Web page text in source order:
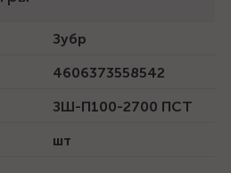
Зубр
4606373558542
ЗШ-П100-2700 ПСТ
шт